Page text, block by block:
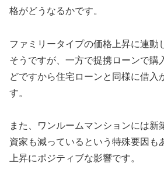
格がどうなるかです。
ファミリータイプの価格上昇に連動
そうですが、一方で提携ローンで購
どですから住宅ローンと同様に借入
す。
また、ワンルームマンションには新
資家も減っているという特殊要因も
上昇にポジティブな影響です。